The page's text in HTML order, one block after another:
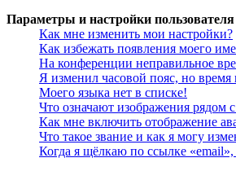
Параметры и настройки пользователя
Как мне изменить мои настройки?
Как избежать появления моего
На конференции неправильное
Я изменил часовой пояс, но время
Моего языка нет в списке!
Что означают изображения рядом
Как мне включить отображение
Что такое звание и как я могу
Когда я щёлкаю по ссылке